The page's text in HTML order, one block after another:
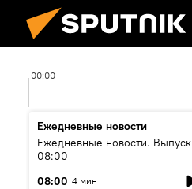
00:00
Ежедневные новости
Ежедневные новости. Выпуск
08:00
08:00 4 мин